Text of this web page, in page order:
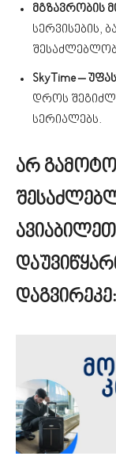
მგზავრობის
სერვისების,
SkyTime –
დროს
სერიალებს.
არ
დაგვირეკე: